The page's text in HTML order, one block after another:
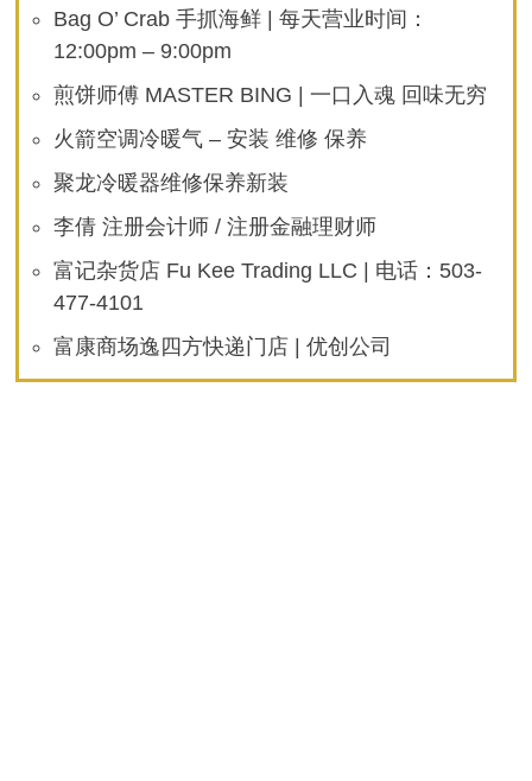
Bag O’ Crab 手抓海鲜 | 每天营业时间：
12:00pm – 9:00pm
煎饼师傅 MASTER BING | 一口入魂 回味无穷
火箭空调冷暖气 – 安装 维修 保养
聚龙冷暖器维修保养新装
李倩 注册会计师 / 注册金融理财师
富记杂货店 Fu Kee Trading LLC | 电话：503-
477-4101
富康商场逸四方快递门店 | 优创公司